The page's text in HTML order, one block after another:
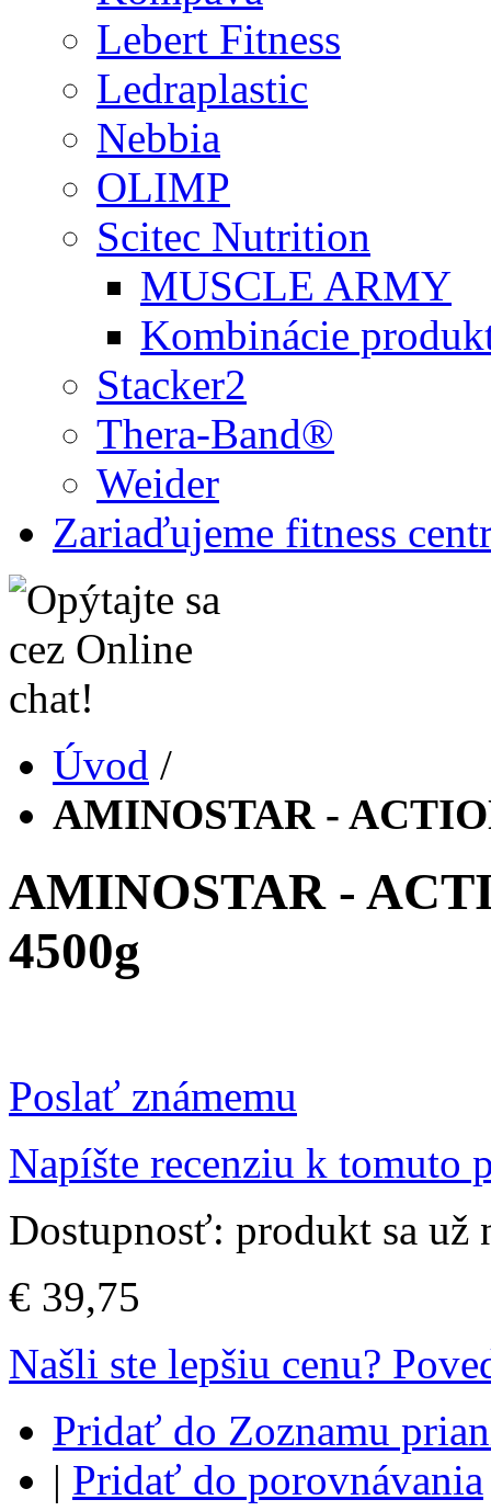
Lebert Fitness
Ledraplastic
Nebbia
OLIMP
Scitec Nutrition
MUSCLE ARMY
Kombinácie
Stacker2
Thera-Band®
Weider
Zariaďujeme fitness
Úvod /
AMINOSTAR -
AMINOSTAR -
4500g
Poslať známemu
Napíšte recenziu k tomuto
Dostupnosť: produkt sa už
€ 39,75
Našli ste lepšiu cenu?
Pridať do Zoznamu
| Pridať do porovnávania